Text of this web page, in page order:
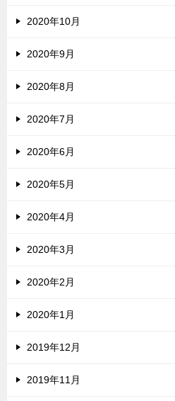
2020年10月
2020年9月
2020年8月
2020年7月
2020年6月
2020年5月
2020年4月
2020年3月
2020年2月
2020年1月
2019年12月
2019年11月